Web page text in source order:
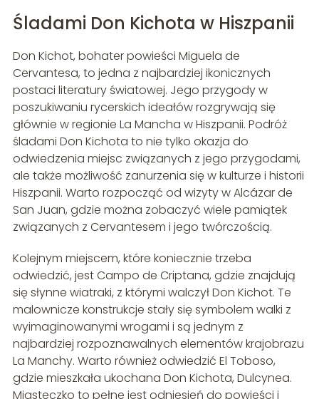
Śladami Don Kichota w Hiszpanii
Don Kichot, bohater powieści Miguela de
Cervantesa, to jedna z najbardziej ikonicznych
postaci literatury światowej. Jego przygody w
poszukiwaniu rycerskich ideałów rozgrywają się
głównie w regionie La Mancha w Hiszpanii. Podróż
śladami Don Kichota to nie tylko okazja do
odwiedzenia miejsc związanych z jego przygodami,
ale także możliwość zanurzenia się w kulturze i historii
Hiszpanii. Warto rozpocząć od wizyty w Alcázar de
San Juan, gdzie można zobaczyć wiele pamiątek
związanych z Cervantesem i jego twórczością.
Kolejnym miejscem, które koniecznie trzeba
odwiedzić, jest Campo de Criptana, gdzie znajdują
się słynne wiatraki, z którymi walczył Don Kichot. Te
malownicze konstrukcje stały się symbolem walki z
wyimaginowanymi wrogami i są jednym z
najbardziej rozpoznawalnych elementów krajobrazu
La Manchy. Warto również odwiedzić El Toboso,
gdzie mieszkała ukochana Don Kichota, Dulcynea.
Miasteczko to pełne jest odniesień do powieści i